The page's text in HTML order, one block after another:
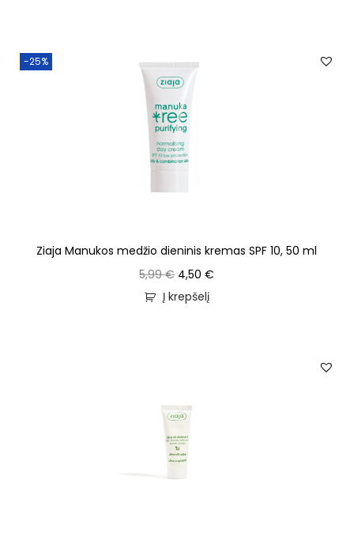
-25%
Ziaja Manukos medžio dieninis kremas SPF 10, 50 ml
5,99€ 4,50€
Į krepšelį